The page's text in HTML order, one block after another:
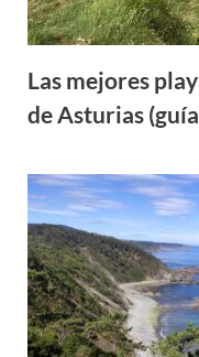
Las mejores
de Asturias